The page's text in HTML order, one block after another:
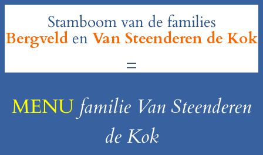
naar
de
Stamboom van de families
Bergveld enVan Steenderen de Kok
MENU familie Van Steenderen
de Kok